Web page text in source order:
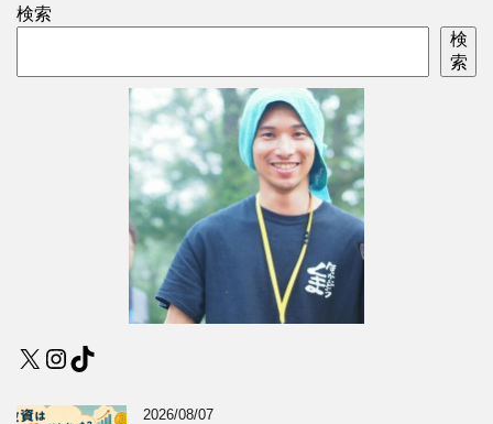
検索
検
索
X Instagram
TikTok
2026/08/07